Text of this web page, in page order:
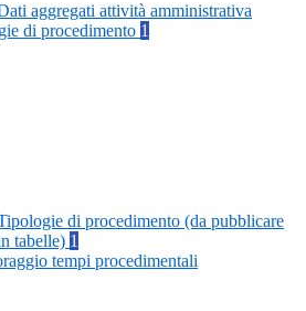
aggregati attività amministrativa
di procedimento 1
di procedimento (da pubblicare
tabelle) 1
tempi procedimentali